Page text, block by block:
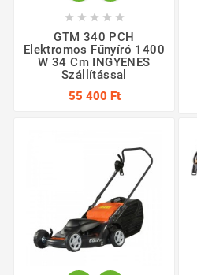
    
GTM 340 PCH
Elektromos Fűnyíró 1400
W 34 Cm INGYENES
Szállítással
55 400 Ft